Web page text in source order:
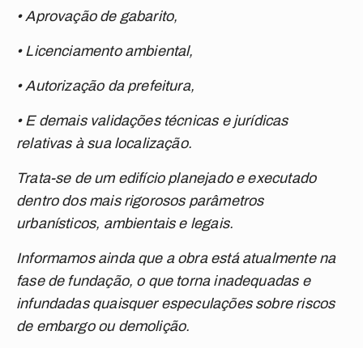
• Aprovação de gabarito,
• Licenciamento ambiental,
• Autorização da prefeitura,
• E demais validações técnicas e jurídicas
relativas à sua localização.
Trata-se de um edifício planejado e executado
dentro dos mais rigorosos parâmetros
urbanísticos, ambientais e legais.
Informamos ainda que a obra está atualmente na
fase de fundação, o que torna inadequadas e
infundadas quaisquer especulações sobre riscos
de embargo ou demolição.